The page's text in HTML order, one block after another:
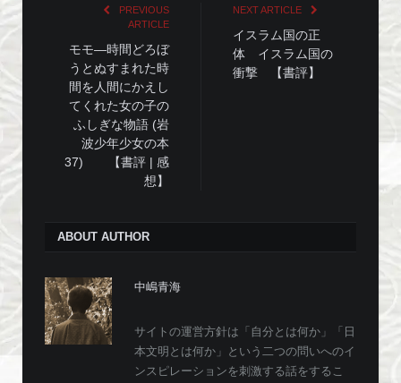
PREVIOUS
ARTICLE
モモ―時間どろぼ
うとぬすまれた時
間を人間にかえし
てくれた女の子の
ふしぎな物語 (岩
波少年少女の本
37) 【書評 | 感
想】
NEXT ARTICLE
イスラム国の正
体 イスラム国の
衝撃 【書評】
ABOUT AUTHOR
中嶋青海
サイトの運営方針は「自分とは何か」「日
本文明とは何か」という二つの問いへのイ
ンスピレーションを刺激する話をするこ